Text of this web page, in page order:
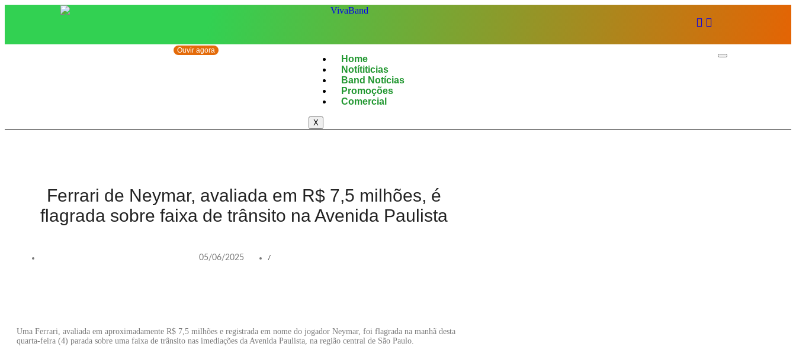
Home
Notítiticias
Band Notícias
Promoções
Comercial
X
Ouvir agora
Ferrari de Neymar, avaliada em R$ 7,5 milhões, é
flagrada sobre faixa de trânsito na Avenida Paulista
05/06/2025 /
Uma Ferrari, avaliada em aproximadamente R$ 7,5 milhões e registrada em nome do jogador Neymar, foi flagrada na manhã desta
quarta-feira (4) parada sobre uma faixa de trânsito nas imediações da Avenida Paulista, na região central de São Paulo.